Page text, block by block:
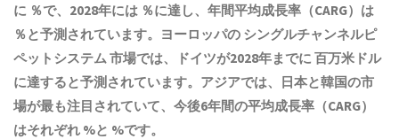
に ％で、2028年には ％に達し、年間平均成長率（CARG）は
％と予測されています。ヨーロッパの シングルチャンネルピ
ペットシステム 市場では、ドイツが2028年までに 百万米ドル
に達すると予測されています。アジアでは、日本と韓国の市
場が最も注目されていて、今後6年間の平均成長率（CARG）
はそれぞれ %と %です。